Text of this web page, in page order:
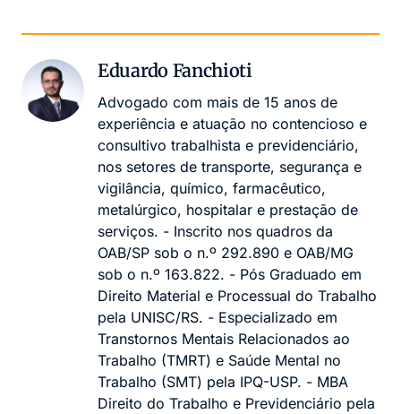
Eduardo Fanchioti
Advogado com mais de 15 anos de
experiência e atuação no contencioso e
consultivo trabalhista e previdenciário,
nos setores de transporte, segurança e
vigilância, químico, farmacêutico,
metalúrgico, hospitalar e prestação de
serviços. - Inscrito nos quadros da
OAB/SP sob o n.º 292.890 e OAB/MG
sob o n.º 163.822. - Pós Graduado em
Direito Material e Processual do Trabalho
pela UNISC/RS. - Especializado em
Transtornos Mentais Relacionados ao
Trabalho (TMRT) e Saúde Mental no
Trabalho (SMT) pela IPQ-USP. - MBA
Direito do Trabalho e Previdenciário pela